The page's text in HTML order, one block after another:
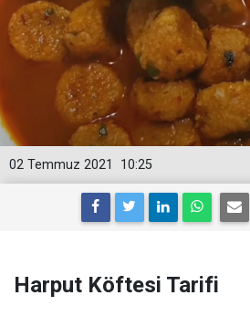
10:25
02 Temmuz 2021
Harput Köftesi Tarifi